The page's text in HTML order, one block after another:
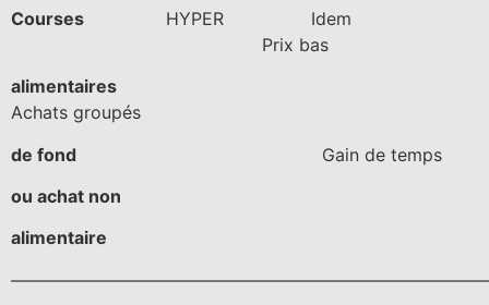
Courses HYPER Idem
Prix bas
alimentaires
Achats groupés
de fond Gain de temps
ou achat non
alimentaire